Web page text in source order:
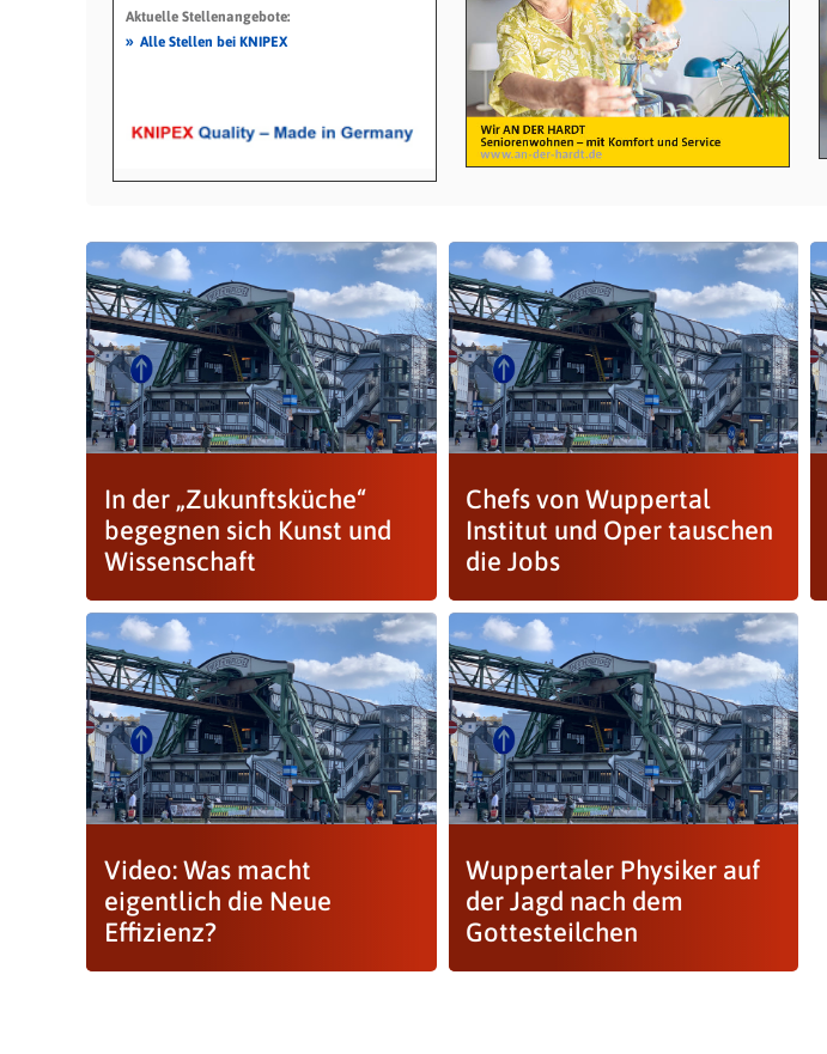
Aktuelle Stellenangebote:
» Alle Stellen bei KNIPEX
In der „Zukunftsküche“
begegnen sich Kunst und
Wissenschaft
Chefs von Wuppertal
Institut und Oper tauschen
die Jobs
Video: Was macht
eigentlich die Neue
Effizienz?
Wuppertaler Physiker auf
der Jagd nach dem
Gottesteilchen